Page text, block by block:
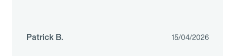
Patrick B. 15/04/2026